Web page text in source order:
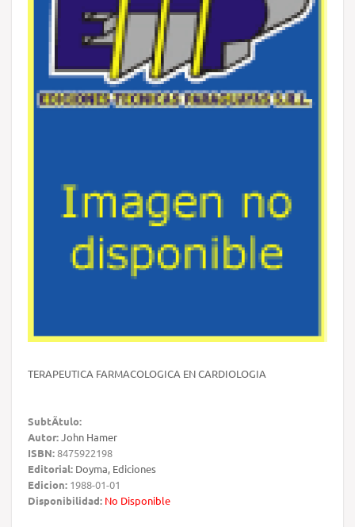
TERAPEUTICA FARMACOLOGICA EN CARDIOLOGIA
SubtÃ­tulo:
Autor:John Hamer
ISBN:8475922198
Editorial: Doyma, Ediciones
Edicion: 1988-01-01
Disponibilidad: No Disponible